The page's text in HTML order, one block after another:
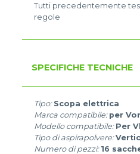
Tutti precedentemente
regole
SPECIFICHE TECNICHE
Tipo: Scopa elettrica
Marca compatibile: per
Modello compatibile: Per
Tipo di aspirapolvere:
Numero di pezzi: 16